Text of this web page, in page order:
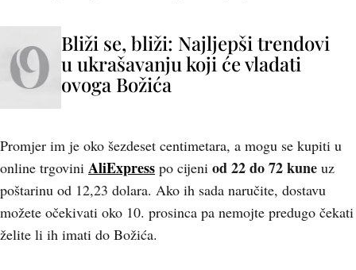
Bliži se, bliži: Najljepši trendovi
u ukrašavanju koji će vladati
ovoga Božića
Promjer im je oko šezdeset centimetara, a mogu se kupiti u
online trgovini AliExpress po cijeni od 22 do 72 kune uz
poštarinu od 12,23 dolara. Ako ih sada naručite, dostavu
možete očekivati oko 10. prosinca pa nemojte predugo čekati
želite li ih imati do Božića.